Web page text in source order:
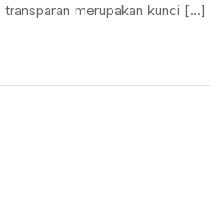
merupakan kunci [...]